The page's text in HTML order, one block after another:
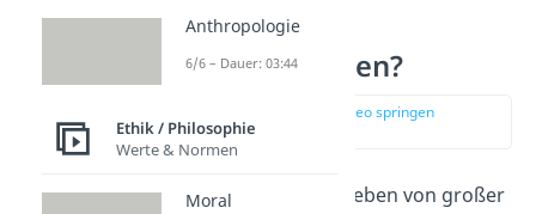
Was ist Vertrauen?
zur Stelle im Video springen
(00:14)
Vertrauen
ist für dein Leben von großer
Anthropologie
6/6 – Dauer: 03:44
Ethik / Philosophie
Werte & Normen
Moral